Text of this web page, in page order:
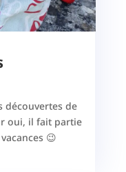
découvertes de
oui, il fait partie
😉